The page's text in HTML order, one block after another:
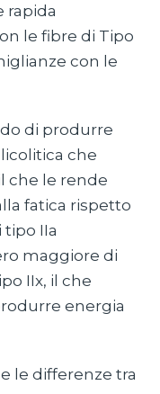
rapida
le fibre di Tipo
con le
di produrre
che
che le rende
fatica rispetto
tipo IIa
maggiore di
IIx, il che
energia
le differenze tra